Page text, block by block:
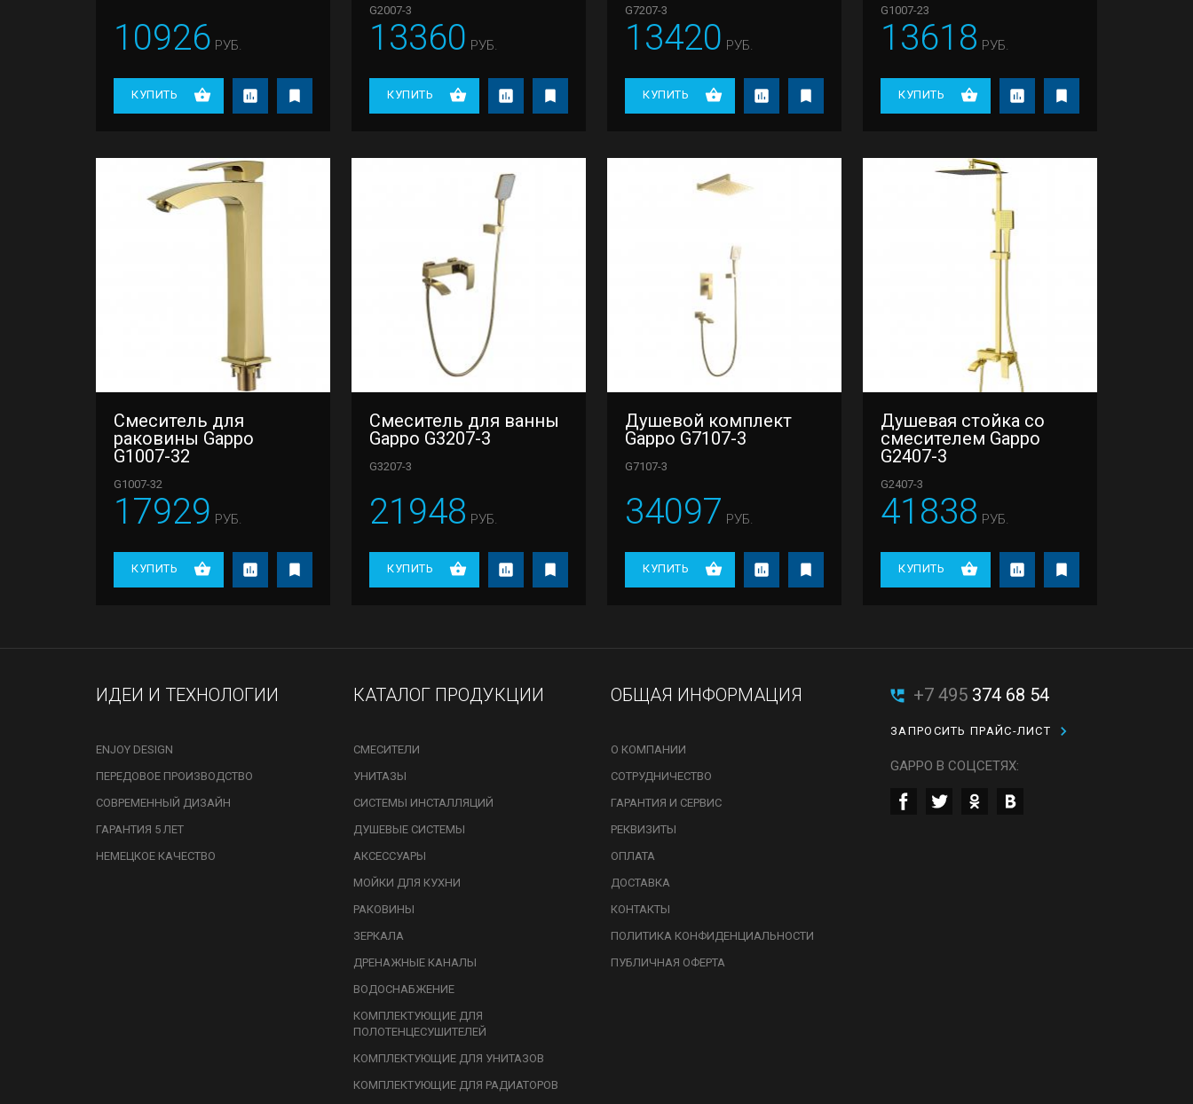
10926 РУБ.
КУПИТЬ
G2007-3
13360 РУБ.
КУПИТЬ
G7207-3
13420 РУБ.
КУПИТЬ
G1007-23
13618 РУБ.
КУПИТЬ
Смеситель для
раковины Gappo
G1007-32
G1007-32
17929 РУБ.
КУПИТЬ
Смеситель для ванны
Gappo G3207-3
G3207-3
21948 РУБ.
КУПИТЬ
Душевой комплект
Gappo G7107-3
G7107-3
34097 РУБ.
КУПИТЬ
Душевая стойка со
смесителем Gappo
G2407-3
G2407-3
41838 РУБ.
КУПИТЬ
ИДЕИ И ТЕХНОЛОГИИ
ENJOY DESIGN
ПЕРЕДОВОЕ ПРОИЗВОДСТВО
СОВРЕМЕННЫЙ ДИЗАЙН
ГАРАНТИЯ 5 ЛЕТ
НЕМЕЦКОЕ КАЧЕСТВО
КАТАЛОГ ПРОДУКЦИИ
СМЕСИТЕЛИ
УНИТАЗЫ
СИСТЕМЫ ИНСТАЛЛЯЦИЙ
ДУШЕВЫЕ СИСТЕМЫ
АКСЕССУАРЫ
МОЙКИ ДЛЯ КУХНИ
РАКОВИНЫ
ЗЕРКАЛА
ДРЕНАЖНЫЕ КАНАЛЫ
ВОДОСНАБЖЕНИЕ
КОМПЛЕКТУЮЩИЕ ДЛЯ
ПОЛОТЕНЦЕСУШИТЕЛЕЙ
КОМПЛЕКТУЮЩИЕ ДЛЯ УНИТАЗОВ
КОМПЛЕКТУЮЩИЕ ДЛЯ РАДИАТОРОВ
ОБЩАЯ ИНФОРМАЦИЯ
О КОМПАНИИ
СОТРУДНИЧЕСТВО
ГАРАНТИЯ И СЕРВИС
РЕКВИЗИТЫ
ОПЛАТА
ДОСТАВКА
КОНТАКТЫ
ПОЛИТИКА КОНФИДЕНЦИАЛЬНОСТИ
ПУБЛИЧНАЯ ОФЕРТА
+7 495 374 68 54
ЗАПРОСИТЬ ПРАЙС-ЛИСТ
GAPPO В СОЦСЕТЯХ: